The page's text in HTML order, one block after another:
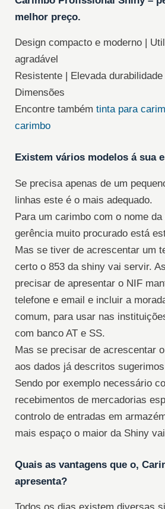
melhor preço.
Design compacto e moderno |
agradável
Resistente | Elevada
Dimensões
Encontre também tinta para
carimbo
Existem vários modelos á sua
Se precisa apenas de um
linhas este é o mais adequado.
Para um carimbo com o nome
gerência muito procurado está
Mas se tiver de acrescentar um
certo o 853 da shiny vai servir.
precisar de apresentar o NIF
telefone e email e incluir a
comum, para usar nas
com banco AT e SS.
Mas se precisar de acrescentar
aos dados já descritos
Sendo por exemplo necessário
recebimentos de mercadorias
controlo de entradas em
mais espaço o maior da Shiny
Quais as vantagens que o,
apresenta?